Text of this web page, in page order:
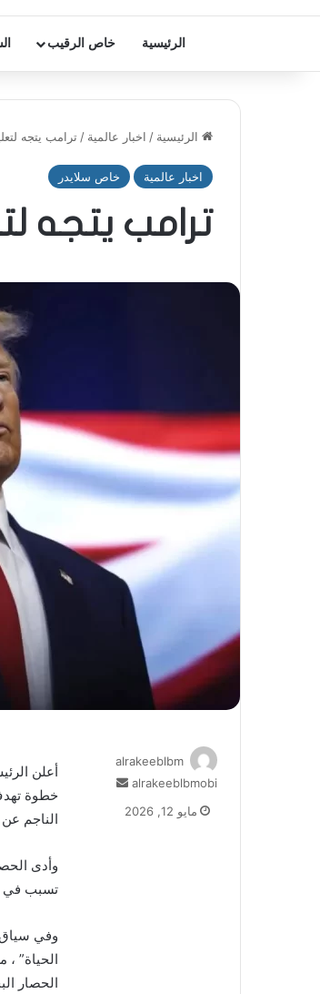
الرئيسية خاص الرقيب
الرئيسية / اخبار عالمية / ترامب يتجه
اخبار عالمية خاص سلايدر
ترامب يتجه
أعلن
خطوة
الناجم
وأدى
تسبب في
وفي سياق
الحياة”
الحصار
alrakeeblbm
alrakeeblbmobi
أرسل
مايو 12, 2026